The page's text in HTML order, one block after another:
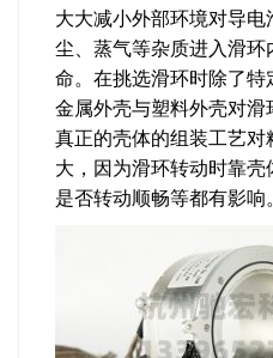
大大减小外部环境对导
尘、蒸气等杂质进入滑
命。在挑选滑环时除了特
金属外壳与塑料外壳对滑
真正的壳体的组装工艺
大，因为滑环转动时靠壳
是否转动顺畅等都有影响